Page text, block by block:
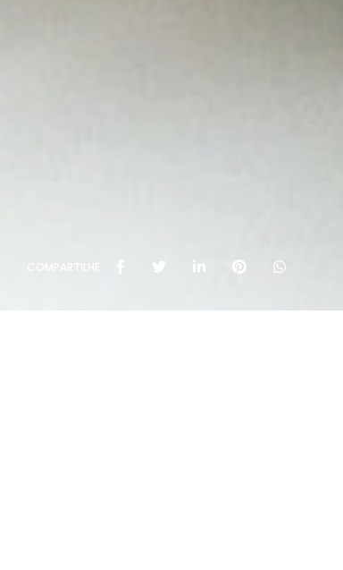
COMPARTILHE: